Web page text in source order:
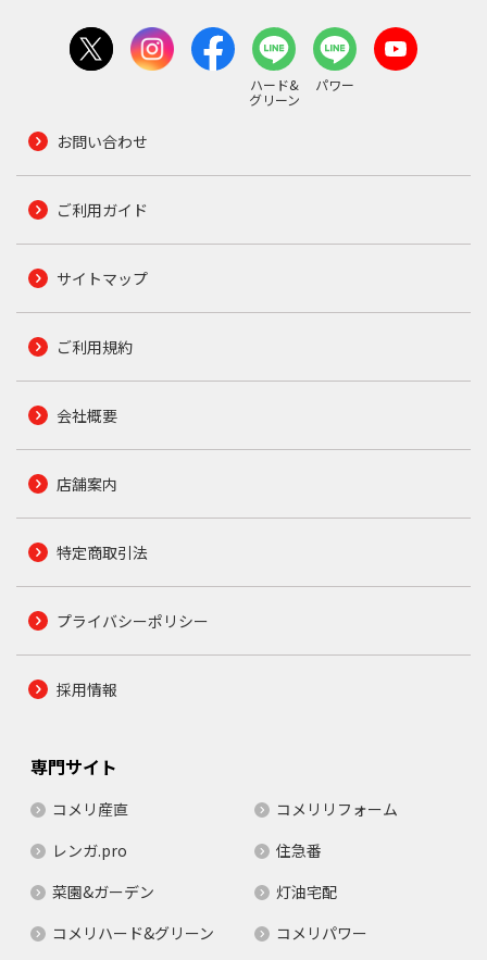
ハード&
グリーン
パワー
お問い合わせ
ご利用ガイド
サイトマップ
ご利用規約
会社概要
店舗案内
特定商取引法
プライバシーポリシー
採用情報
専門サイト
コメリ産直
コメリリフォーム
レンガ.pro
住急番
菜園&ガーデン
灯油宅配
コメリハード&グリーン
コメリパワー